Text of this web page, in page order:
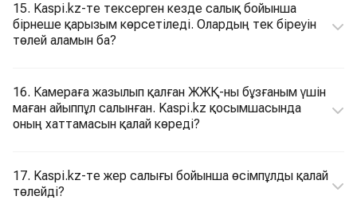
15. Kaspi.kz-те тексерген кезде салық бойынша
бірнеше қарызым көрсетіледі. Олардың тек біреуін
төлей аламын ба?
16. Камераға жазылып қалған ЖЖҚ-ны бұзғаным үшін
маған айыппұл салынған. Kaspi.kz қосымшасында
оның хаттамасын қалай көреді?
17. Kaspi.kz-те жер салығы бойынша өсімпұлды қалай
төлейді?